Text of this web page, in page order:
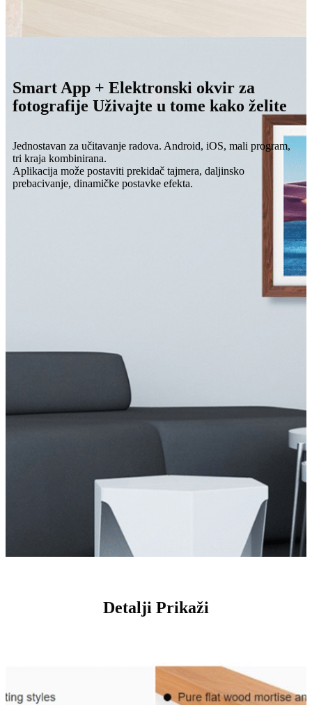
Smart App + Elektronski okvir za
fotografije Uživajte u tome kako želite
Jednostavan za učitavanje radova. Android, iOS, mali program,
tri kraja kombinirana.
Aplikacija može postaviti prekidač tajmera, daljinsko
prebacivanje, dinamičke postavke efekta.
Detalji Prikaži